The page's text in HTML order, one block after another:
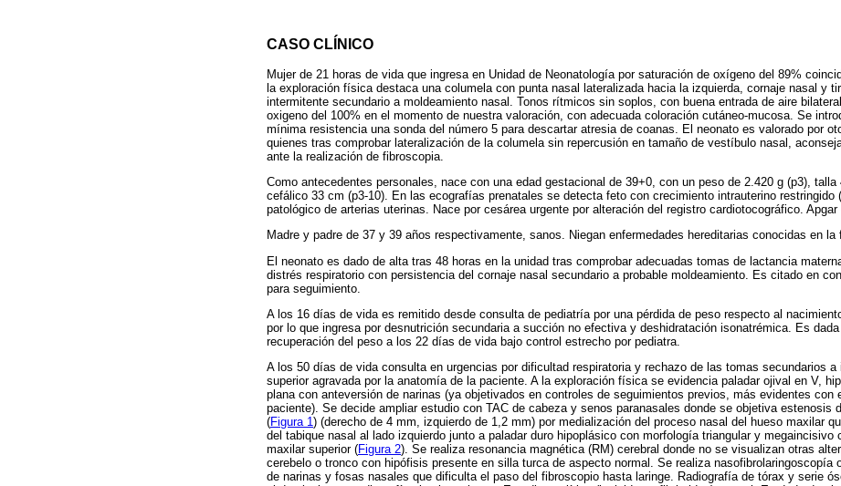
CASO CLÍNICO
Mujer de 21 horas de vida que ingresa en Unidad de Neonatología por saturación de oxígeno del 89%
la exploración física destaca una columela con punta nasal lateralizada hacia la izquierda, cornaje nasal y
intermitente secundario a moldeamiento nasal. Tonos rítmicos sin soplos, con buena entrada de aire
oxigeno del 100% en el momento de nuestra valoración, con adecuada coloración cutáneo-mucosa. Se
mínima resistencia una sonda del número 5 para descartar atresia de coanas. El neonato es valorado por
quienes tras comprobar lateralización de la columela sin repercusión en tamaño de vestíbulo nasal,
ante la realización de fibroscopia.
Como antecedentes personales, nace con una edad gestacional de 39+0, con un peso de 2.420 g (p3),
cefálico 33 cm (p3-10). En las ecografías prenatales se detecta feto con crecimiento intrauterino restringido
patológico de arterias uterinas. Nace por cesárea urgente por alteración del registro cardiotocográfico. Apgar
Madre y padre de 37 y 39 años respectivamente, sanos. Niegan enfermedades hereditarias conocidas en la
El neonato es dado de alta tras 48 horas en la unidad tras comprobar adecuadas tomas de lactancia
distrés respiratorio con persistencia del cornaje nasal secundario a probable moldeamiento. Es citado en
para seguimiento.
A los 16 días de vida es remitido desde consulta de pediatría por una pérdida de peso respecto al
por lo que ingresa por desnutrición secundaria a succión no efectiva y deshidratación isonatrémica. Es
recuperación del peso a los 22 días de vida bajo control estrecho por pediatra.
A los 50 días de vida consulta en urgencias por dificultad respiratoria y rechazo de las tomas secundarios a
superior agravada por la anatomía de la paciente. A la exploración física se evidencia paladar ojival en V,
plana con anteversión de narinas (ya objetivados en controles de seguimientos previos, más evidentes con
paciente). Se decide ampliar estudio con TAC de cabeza y senos paranasales donde se objetiva estenosis
(Figura 1 ) (derecho de 4 mm, izquierdo de 1,2 mm) por medialización del proceso nasal del hueso maxilar
del tabique nasal al lado izquierdo junto a paladar duro hipoplásico con morfología triangular y megaincisivo
maxilar superior (Figura 2). Se realiza resonancia magnética (RM) cerebral donde no se visualizan otras
cerebelo o tronco con hipófisis presente en silla turca de aspecto normal. Se realiza nasofibrolaringoscopía
de narinas y fosas nasales que dificulta el paso del fibroscopio hasta laringe. Radiografía de tórax y serie